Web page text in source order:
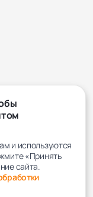
и используются
«Принять
сайта.